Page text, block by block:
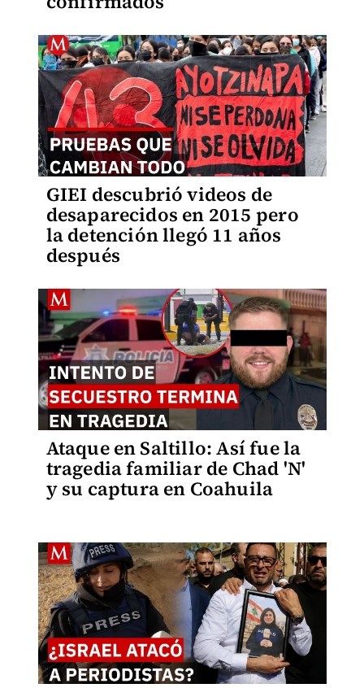
GIEI descubrió videos de
desaparecidos en 2015 pero
la detención llegó 11 años
después
Ataque en Saltillo: Así fue la
tragedia familiar de Chad 'N'
y su captura en Coahuila